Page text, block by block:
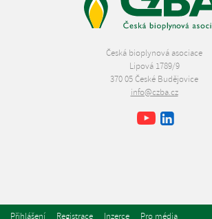
Česká bioplynová asociace
Lipová 1789/9
370 05 České Budějovice
info@czba.cz
Facebook
Youtube
Přihlášení Registrace Inzerce Pro média